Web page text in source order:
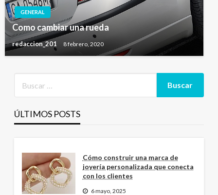
GENERAL
Como cambiar una rueda
redaccion_201 8 febrero, 2020
ÚLTIMOS POSTS
Cómo construir una marca de
joyería personalizada que conecta
con los clientes
6 mayo, 2025